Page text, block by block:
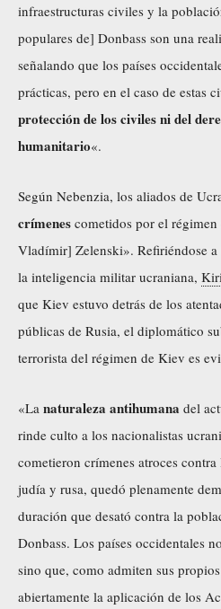
infraestructuras civiles y la
populares de] Donbass son una
señalando que los países
prácticas, pero en el caso de estas
protección de los civiles ni del
humanitario«.
Según Nebenzia, los aliados de
crímenes cometidos por el
Vladímir] Zelenski». Refiriéndose a
la inteligencia militar ucraniana,
que Kiev estuvo detrás de los
públicas de Rusia, el diplomático
terrorista del régimen de Kiev es
«La naturaleza antihumana del
rinde culto a los nacionalistas
cometieron crímenes atroces
judía y rusa, quedó plenamente
duración que desató contra la
Donbass. Los países occidentales
sino que, como admiten sus
abiertamente la aplicación de los